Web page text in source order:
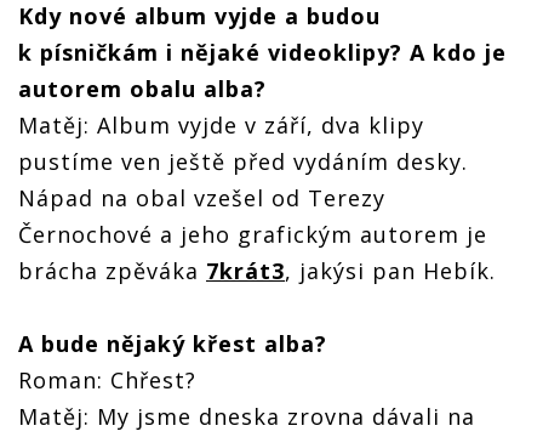
Kdy nové album vyjde a budou
k písničkám i nějaké videoklipy? A kdo je
autorem obalu alba?
Matěj: Album vyjde v září, dva klipy
pustíme ven ještě před vydáním desky.
Nápad na obal vzešel od Terezy
Černochové a jeho grafickým autorem je
brácha zpěváka 7krát3, jakýsi pan Hebík.
A bude nějaký křest alba?
Roman: Chřest?
Matěj: My jsme dneska zrovna dávali na